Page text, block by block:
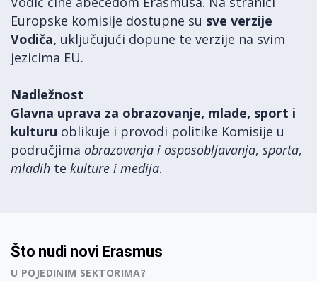
Europske komisije dostupne su sve verzije
Vodiča, uključujući dopune te verzije na svim
jezicima EU.
Nadležnost
Glavna uprava za obrazovanje, mlade, sport i
kulturu oblikuje i provodi politike Komisije u
područjima obrazovanja i osposobljavanja, sporta,
mladih te kulture i medija.
Što nudi novi Erasmus
U POJEDINIM SEKTORIMA?